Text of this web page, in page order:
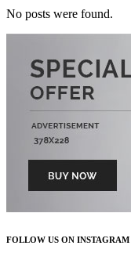
No posts were found.
FOLLOW US ON INSTAGRAM